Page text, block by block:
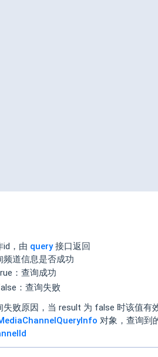
id，由 query接口返回
频道信息是否成功
：查询成功
：查询失败
失败原因，当 result 为 false 时该值有
对象，查询到